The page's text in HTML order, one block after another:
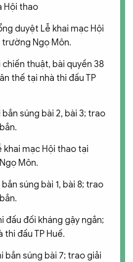
Hội thao
duyệt Lễ khai mạc Hội
Ngọ Môn.
chiến thuật, bài quyền 38
thế tại nhà thi đấu TP
bắn súng bài 2, bài 3; trao
khai mạc Hội thao tại
Môn.
bắn súng bài 1, bài 8; trao
đấu đối kháng gậy ngắn;
thi đấu TP Huế.
bắn súng bài 7; trao giải